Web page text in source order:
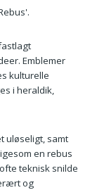
Emblemer
kulturelle
i heraldik,
uløseligt, samt
en rebus
teknisk snilde
og